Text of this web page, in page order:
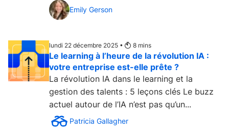
cognitive. Même les...
Emily Gerson
lundi 22 décembre 2025 • 8 mins
Le learning à l’heure de la révolution IA :
votre entreprise est-elle prête ?
La révolution IA dans le learning et la
gestion des talents : 5 leçons clés Le buzz
actuel autour de l’IA n’est pas qu’un...
Patricia Gallagher